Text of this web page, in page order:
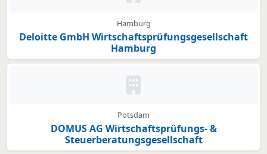
Hamburg
Deloitte GmbH Wirtschaftsprüfungsgesellschaft
Hamburg
Kein Bild oder Logo hinterlegt
Potsdam
DOMUS AG Wirtschaftsprüfungs- &
Steuerberatungsgesellschaft